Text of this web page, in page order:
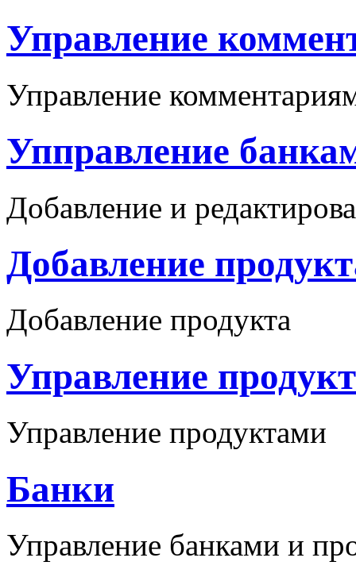
Управление
Управление
Упправление
Добавление и
Добавление
Добавление продукта
Управление
Управление продуктами
Банки
Управление банками и